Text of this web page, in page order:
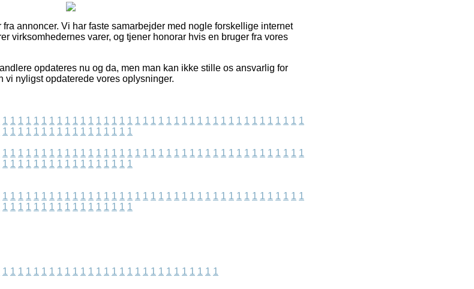
annoncer. Vi har faste samarbejder med nogle forskellige internet
virksomhedernes varer, og tjener honorar hvis en bruger fra vores
opdateres nu og da, men man kan ikke stille os ansvarlig for
nyligst opdaterede vores oplysninger.
1 1 1 1 1 1 1 1 1 1 1 1 1 1 1 1 1 1 1 1 1 1 1 1 1 1 1 1 1 1 1 1 1 1 1 1 1 1 1
1 1 1 1 1 1 1 1 1 1 1 1 1 1 1 1 1
1 1 1 1 1 1 1 1 1 1 1 1 1 1 1 1 1 1 1 1 1 1 1 1 1 1 1 1 1 1 1 1 1 1 1 1 1 1 1
1 1 1 1 1 1 1 1 1 1 1 1 1 1 1 1 1
1 1 1 1 1 1 1 1 1 1 1 1 1 1 1 1 1 1 1 1 1 1 1 1 1 1 1 1 1 1 1 1 1 1 1 1 1 1 1
1 1 1 1 1 1 1 1 1 1 1 1 1 1 1 1 1
1 1 1 1 1 1 1 1 1 1 1 1 1 1 1 1 1 1 1 1 1 1 1 1 1 1 1 1